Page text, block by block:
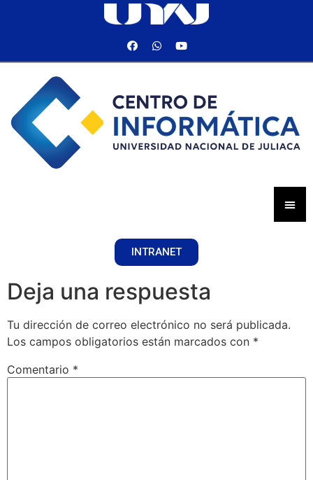
INTRANET
Deja una respuesta
Tu dirección de correo electrónico no será publicada.
Los campos obligatorios están marcados con *
Comentario *